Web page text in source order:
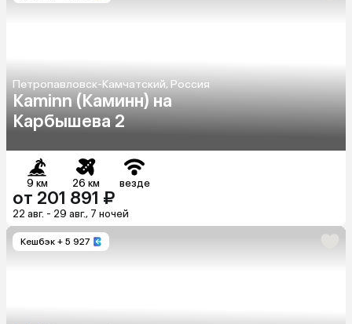
Петропавловск-Камчатский, Россия
Kaminn (Каминн) на
Карбышева 2
9 км 26 км везде
от 201 891 ₽
22 авг. - 29 авг., 7 ночей
Кешбэк + 5 927